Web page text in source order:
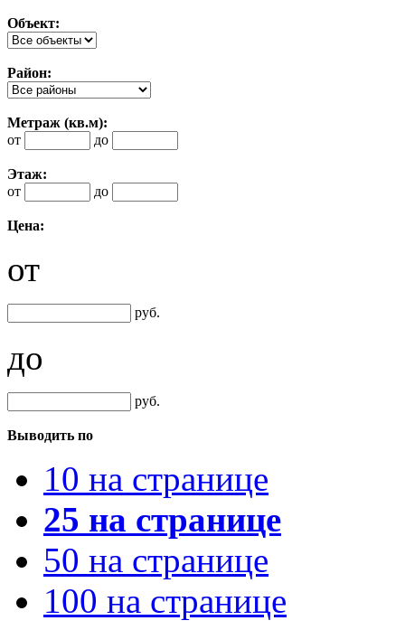
Объект:
Район:
Метраж (кв.м):
от
до
Этаж:
от
до
Цена:
от
руб.
до
руб.
Выводить по
10 на странице
25 на странице
50 на странице
100 на странице